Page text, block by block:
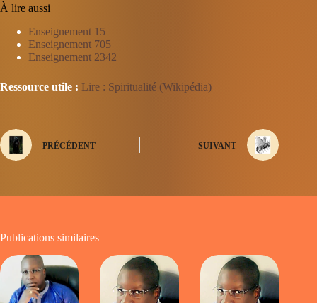
À lire aussi
Enseignement 15
Enseignement 705
Enseignement 2342
Ressource utile : Lire : Spiritualité (Wikipédia)
PRÉCÉDENT SUIVANT
Publications similaires